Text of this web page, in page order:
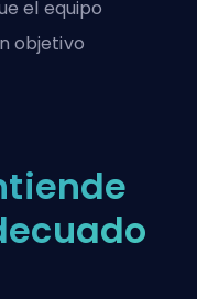
el equipo
objetivo